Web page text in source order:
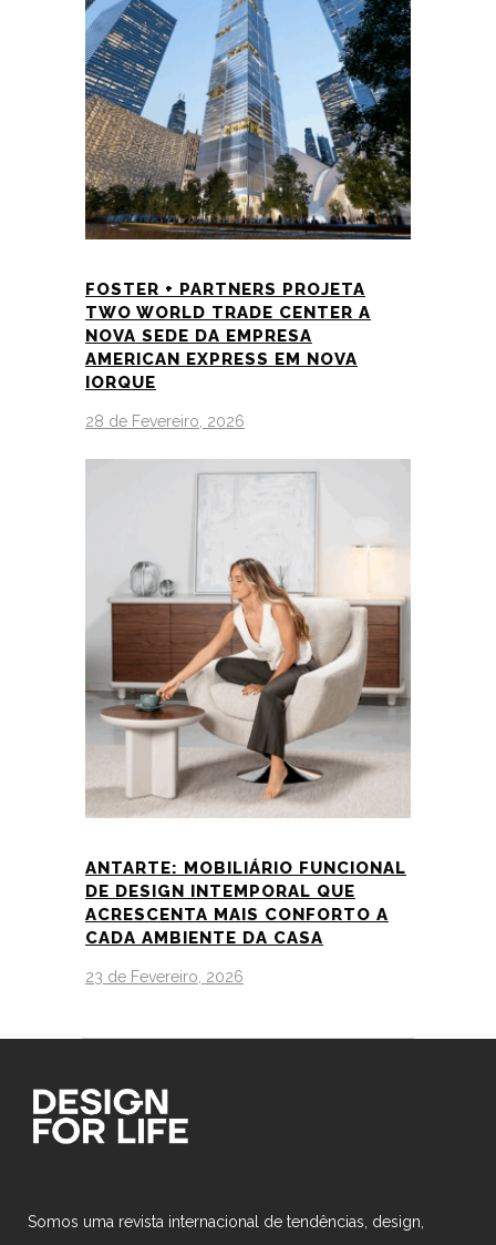
FOSTER + PARTNERS PROJETA
TWO WORLD TRADE CENTER A
NOVA SEDE DA EMPRESA
AMERICAN EXPRESS EM NOVA
IORQUE
28 de Fevereiro, 2026
ANTARTE: MOBILIÁRIO FUNCIONAL
DE DESIGN INTEMPORAL QUE
ACRESCENTA MAIS CONFORTO A
CADA AMBIENTE DA CASA
23 de Fevereiro, 2026
Somos uma revista internacional de tendências, design,